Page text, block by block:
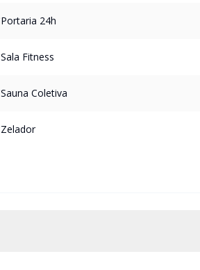
Portaria 24h
Sala Fitness
Sauna Coletiva
Zelador